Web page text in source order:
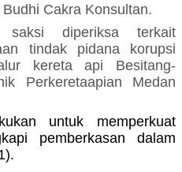
Cakra Konsultan.
saksi diperiksa terkait
tindak pidana korupsi
kereta api Besitang-
Perkeretaapian Medan
untuk memperkuat
pemberkasan dalam